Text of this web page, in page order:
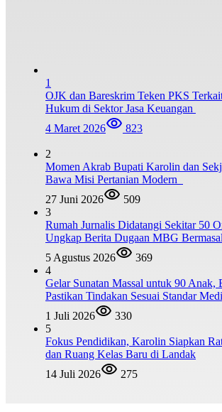
1
OJK dan Bareskrim Teken PKS
Hukum di Sektor Jasa Keuangan
4 Maret 2026
823
2
Momen Akrab Bupati Karolin dan
Bawa Misi Pertanian Modern
27 Juni 2026
509
3
Rumah Jurnalis Didatangi Sekitar 50
Ungkap Berita Dugaan MBG
5 Agustus 2026
369
4
Gelar Sunatan Massal untuk 90 Anak,
Pastikan Tindakan Sesuai Standar
1 Juli 2026
330
5
Fokus Pendidikan, Karolin Siapkan
dan Ruang Kelas Baru di Landak
14 Juli 2026
275